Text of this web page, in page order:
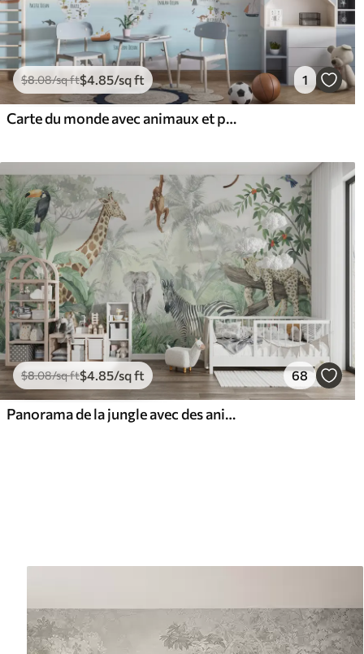
$8.08/sq ft$4.85/sq ft 1
Carte du monde avec animaux et points de repère
$8.08/sq ft$4.85/sq ft 68
Panorama de la jungle avec des animaux